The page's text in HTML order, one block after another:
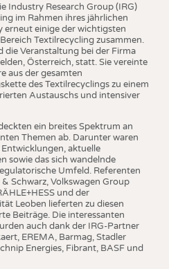
Industry Research Group (IRG)
im Rahmen ihres jährlichen
erneut einige der wichtigsten
Textilrecycling zusammen.
die Veranstaltung bei der Firma
Österreich, statt. Sie vereinte
aus der gesamten
des Textilrecyclings zu einem
Austauschs und intensiver
ein breites Spektrum an
Themen ab. Darunter waren
aktuelle
sowie das sich wandelnde
Umfeld. Referenten
Schwarz, Volkswagen Group
und der
Leoben lieferten zu diesen
Beiträge. Die interessanten
auch dank der IRG-Partner
EREMA, Barmag, Stadler
Energies, Fibrant, BASF und